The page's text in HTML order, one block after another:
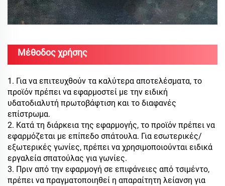
Μέθοδος χρήσης
1. Για να επιτευχθούν τα καλύτερα αποτελέσματα, το
προϊόν πρέπει να εφαρμοστεί με την ειδική
υδατοδιαλυτή πρωτοβάφτιση και το διαφανές
επίστρωμα.
2. Κατά τη διάρκεια της εφαρμογής, το προϊόν πρέπει να
εφαρμόζεται με επίπεδο σπάτουλα. Για εσωτερικές/
εξωτερικές γωνίες, πρέπει να χρησιμοποιούνται ειδικά
εργαλεία σπατούλας για γωνίες.
3. Πριν από την εφαρμογή σε επιφάνειες από τσιμέντο,
πρέπει να πραγματοποιηθεί η απαραίτητη λείανση για